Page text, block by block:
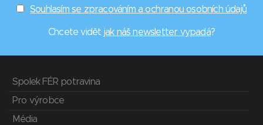
Souhlasím se zpracováním a ochranou osobních údajů
Chcete vidět jak náš newsletter vypadá?
Spolek FÉR potravina
Pro výrobce
Média